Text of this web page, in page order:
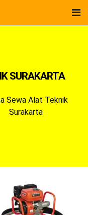
SURAKARTA
Sewa Alat Teknik
Surakarta